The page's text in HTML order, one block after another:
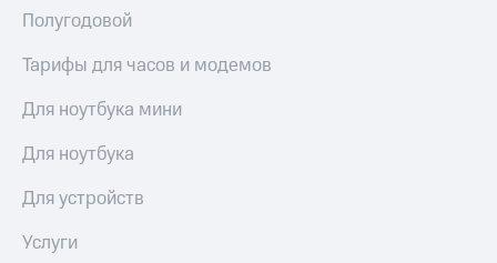
Полугодовой
Тарифы для часов и модемов
Для ноутбука мини
Для ноутбука
Для устройств
Услуги